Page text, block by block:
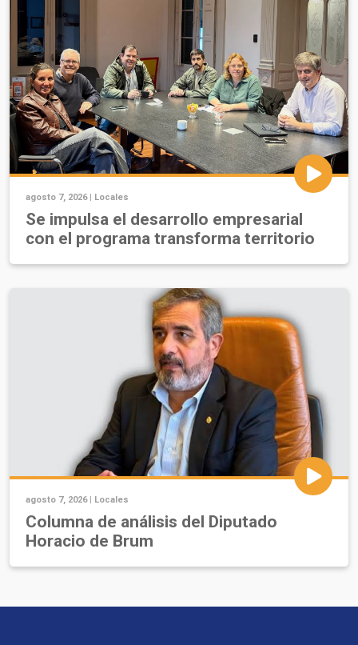
agosto 7, 2026 | Locales
Se impulsa el desarrollo empresarial
con el programa transforma territorio
agosto 7, 2026 | Locales
Columna de análisis del Diputado
Horacio de Brum